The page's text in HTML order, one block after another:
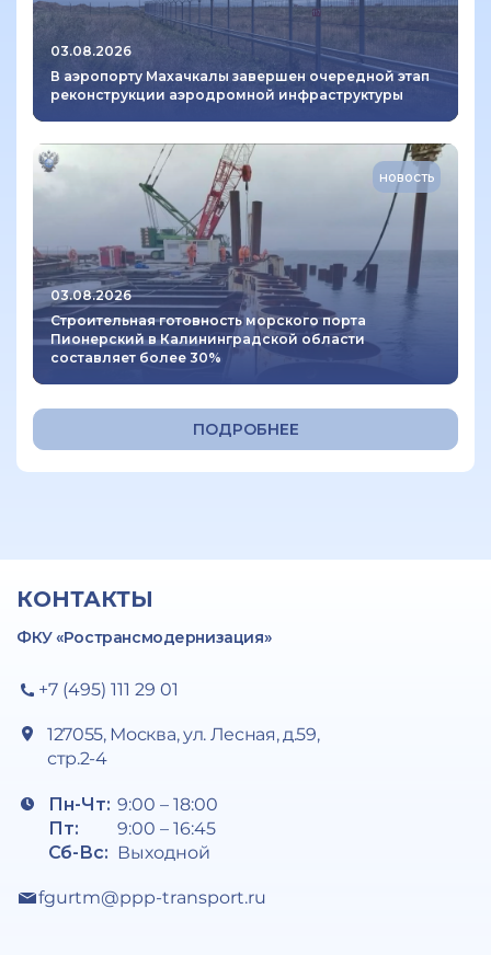
03.08.2026
В аэропорту Махачкалы завершен очередной этап
реконструкции аэродромной инфраструктуры
новость
03.08.2026
Строительная готовность морского порта
Пионерский в Калининградской области
составляет более 30%
ПОДРОБНЕЕ
КОНТАКТЫ
ФКУ «Ространсмодернизация»
+7 (495) 111 29 01
127055, Москва, ул. Лесная, д.59,
стр.2-4
Пн-Чт:
Пт:
Сб-Вс:
9:00 – 18:00
9:00 – 16:45
Выходной
fgurtm@ppp-transport.ru